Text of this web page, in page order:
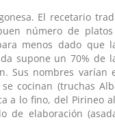
El recetario
número de platos
menos dado que
supone un 70% de
Sus nombres varían
cocinan (truchas
a lo fino, del Pirineo
de elaboración